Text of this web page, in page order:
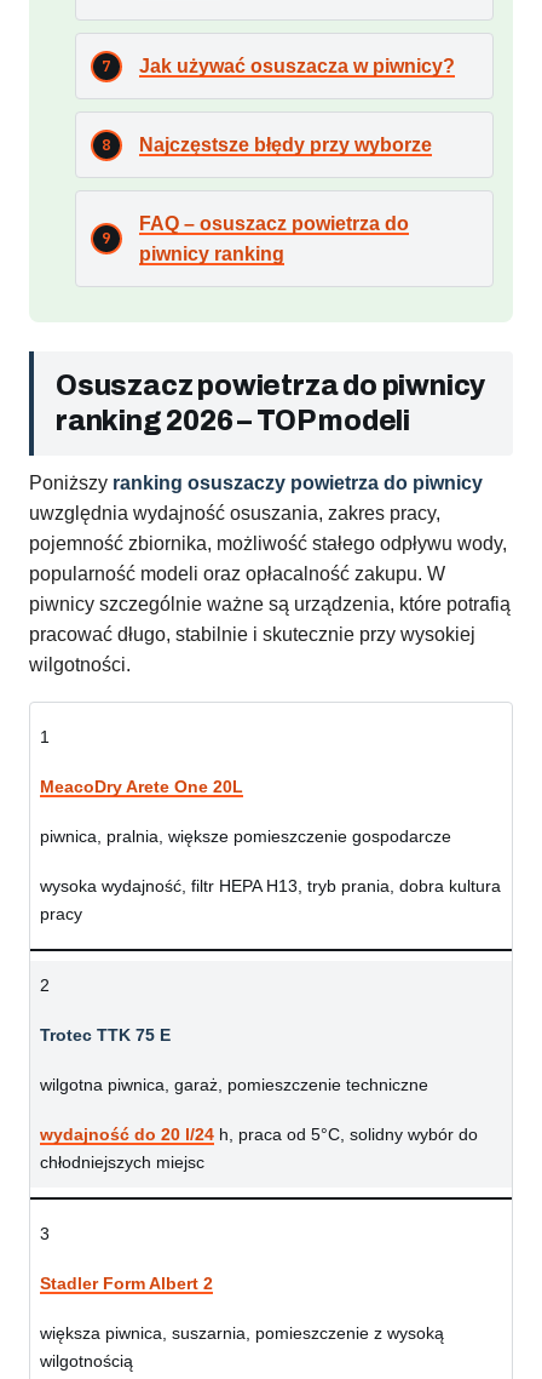
Jak używać osuszacza w piwnicy?
Najczęstsze błędy przy wyborze
FAQ – osuszacz powietrza do
piwnicy ranking
Osuszacz powietrza do piwnicy
ranking 2026 – TOP modeli
Poniższy ranking osuszaczy powietrza do piwnicy
uwzględnia wydajność osuszania, zakres pracy,
pojemność zbiornika, możliwość stałego odpływu wody,
popularność modeli oraz opłacalność zakupu. W
piwnicy szczególnie ważne są urządzenia, które potrafią
pracować długo, stabilnie i skutecznie przy wysokiej
wilgotności.
1
MeacoDry Arete One 20L
piwnica, pralnia, większe pomieszczenie gospodarcze
wysoka wydajność, filtr HEPA H13, tryb prania, dobra kultura
pracy
2
Trotec TTK 75 E
wilgotna piwnica, garaż, pomieszczenie techniczne
wydajność do 20 l/24 h, praca od 5°C, solidny wybór do
chłodniejszych miejsc
3
Stadler Form Albert 2
większa piwnica, suszarnia, pomieszczenie z wysoką
wilgotnością